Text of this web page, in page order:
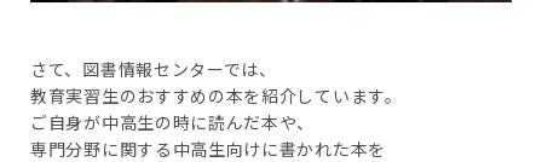
さて、図書情報センターでは、
教育実習生のおすすめの本を紹介しています。
ご自身が中高生の時に読んだ本や、
専門分野に関する中高生向けに書かれた本を